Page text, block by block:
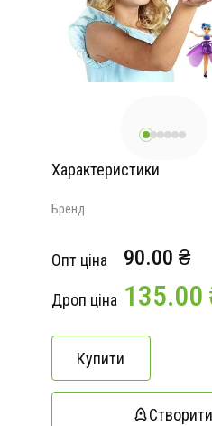
Характеристики
Бренд
Опт ціна 90.00 ₴
Дроп ціна 135.00
Купити